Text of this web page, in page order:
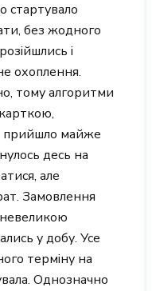
стартувало
без жодного
і
охоплення.
тому алгоритми
прийшло майже
десь на
але
Замовлення
у добу. Усе
терміну на
Однозначно